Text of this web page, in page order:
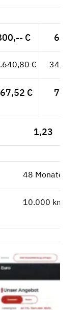
€
€
€
1,23
48 Monate
10.000 km